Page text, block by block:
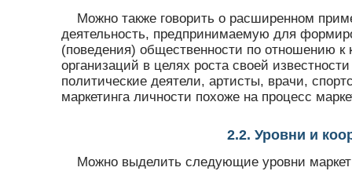
Можно также говорить о расширенном
деятельность, предпринимаемую для
(поведения) общественности по отношению
организаций в целях роста своей
политические деятели, артисты, врачи,
маркетинга личности похоже на процесс
2.2. Уровни и
Можно выделить следующие уровни